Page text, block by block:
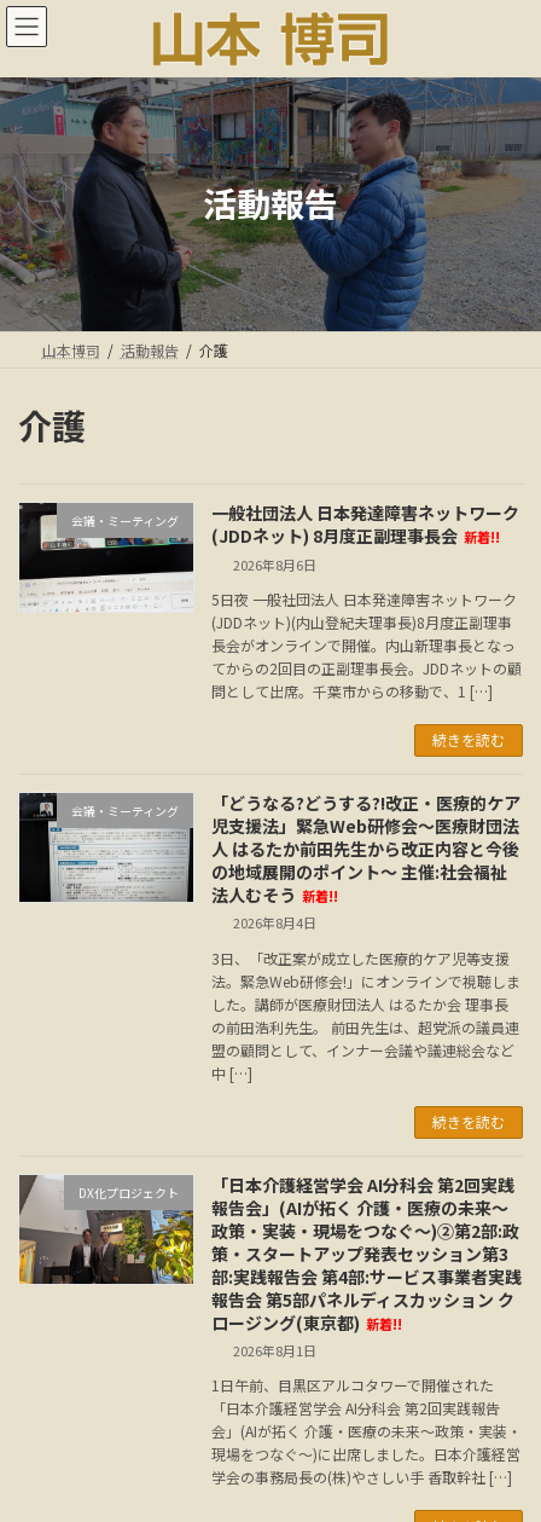
コ
ン
ン
ツ
へ
ス
キ
ッ
プ
ナ
ビ
ー
シ
ョ
ン
に
移
動
活動報告
山本博司 活動報告 介護
介護
会議・ミーティング
一般社団法人 日本発達障害ネットワーク
(JDDネット) 8月度正副理事長会 新着!!
2026年8月6日
5日夜 一般社団法人 日本発達障害ネットワーク
(JDDネット)(内山登紀夫理事長)8月度正副理事
長会がオンラインで開催。内山新理事長となっ
てからの2回目の正副理事長会。JDDネットの顧
問として出席。千葉市からの移動で、1 […]
続きを読む
会議・ミーティング
「どうなる?どうする?!改正・医療的ケア
児支援法」緊急Web研修会～医療財団法
人 はるたか前田先生から改正内容と今後
の地域展開のポイント～ 主催:社会福祉
法人むそう 新着!!
2026年8月4日
3日、「改正案が成立した医療的ケア児等支援
法。緊急Web研修会!」にオンラインで視聴しま
した。講師が医療財団法人 はるたか会 理事長
の前田浩利先生。 前田先生は、超党派の議員連
盟の顧問として、インナー会議や議連総会など
中 […]
続きを読む
DX化プロジェクト
「日本介護経営学会 AI分科会 第2回実践
報告会」(AIが拓く 介護・医療の未来～
政策・実装・現場をつなぐ～)②第2部:政
策・スタートアップ発表セッション第3
部:実践報告会 第4部:サービス事業者実践
報告会 第5部パネルディスカッション ク
ロージング(東京都) 新着!!
2026年8月1日
1日午前、目黒区アルコタワーで開催された
「日本介護経営学会 AI分科会 第2回実践報告
会」(AIが拓く 介護・医療の未来～政策・実装・
現場をつなぐ～)に出席しました。日本介護経営
学会の事務局長の(株)やさしい手 香取幹社 […]